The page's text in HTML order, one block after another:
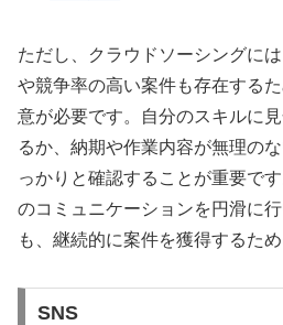
ただし、クラウドソーシングに
や競争率の高い案件も存在する
意が必要です。自分のスキルに
るか、納期や作業内容が無理の
っかりと確認することが重要で
のコミュニケーションを円滑に
も、継続的に案件を獲得するため
SNS